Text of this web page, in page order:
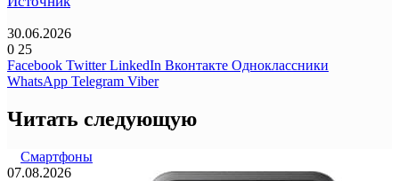
30.06.2026
0 25
Facebook Twitter LinkedIn Вконтакте Одноклассники
WhatsApp Telegram Viber
Читать следующую
Смартфоны
07.08.2026